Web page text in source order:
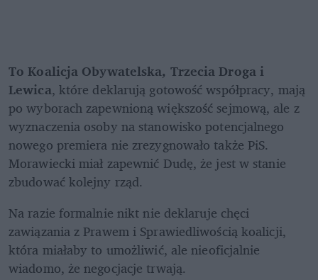
To Koalicja Obywatelska, Trzecia Droga i
Lewica, które deklarują gotowość współpracy, mają
po wyborach zapewnioną większość sejmową, ale z
wyznaczenia osoby na stanowisko potencjalnego
nowego premiera nie zrezygnowało także PiS.
Morawiecki miał zapewnić Dudę, że jest w stanie
zbudować kolejny rząd.
Na razie formalnie nikt nie deklaruje chęci
zawiązania z Prawem i Sprawiedliwością koalicji,
która miałaby to umożliwić, ale nieoficjalnie
wiadomo, że negocjacje trwają.